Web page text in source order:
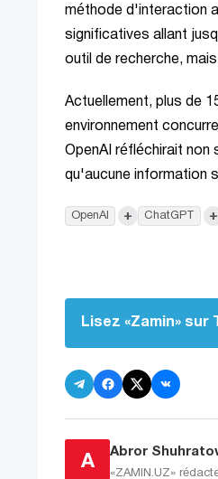
méthode d'interaction
significatives allant
outil de recherche,
Actuellement, plus de
environnement
OpenAI réfléchirait non
qu'aucune information
OpenAI + ChatGPT +
Lisez «Zamin» sur
A
Abror
«ZAMIN.UZ»